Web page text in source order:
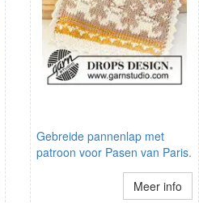
Gebreide pannenlap met
patroon voor Pasen van Paris.
Meer info